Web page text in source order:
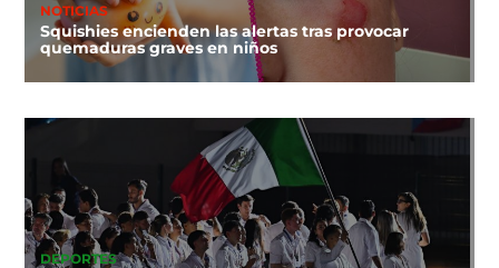
NOTICIAS
Squishies encienden las alertas tras provocar
quemaduras graves en niños
DEPORTES